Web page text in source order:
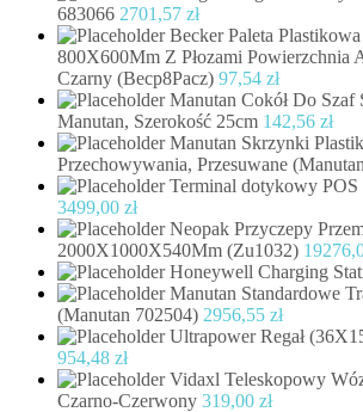
683066 2701,57 zł
Becker Paleta
800X600Mm Z Płozami Powierzchnia
Czarny (Becp8Pacz) 97,54 zł
Manutan Cokół Do Szaf
Manutan, Szerokość 25cm 142,56 zł
Manutan Skrzynki
Przechowywania, Przesuwane
Terminal dotykowy
3499,00 zł
Neopak Przyczepy
2000X1000X540Mm (Zu1032)
Honeywell Charging
Manutan Standardowe
(Manutan 702504) 2956,55 zł
Ultrapower Regał
954,48 zł
Vidaxl Teleskopowy
Czarno-Czerwony 319,00 zł